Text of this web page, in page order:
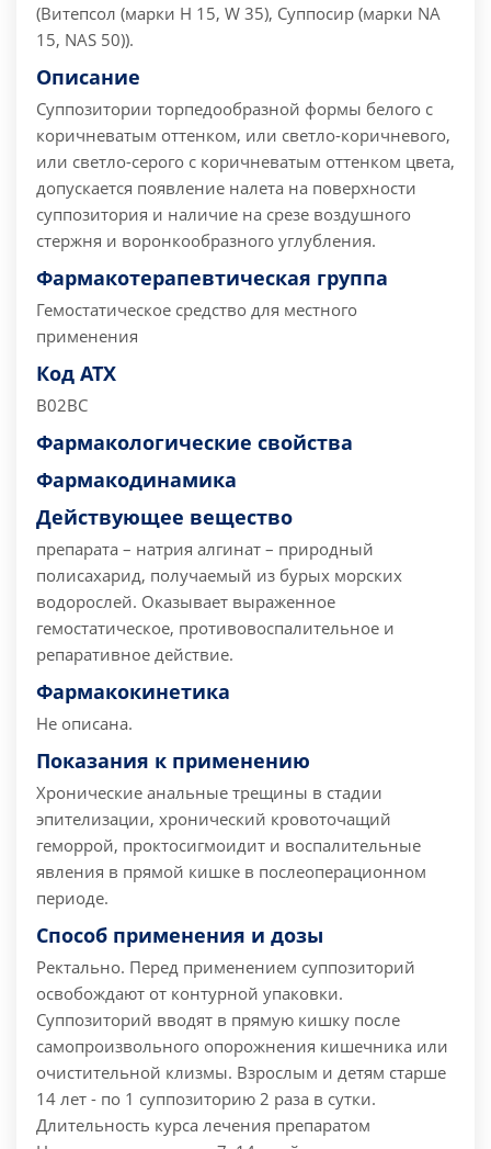
(Витепсол (марки Н 15, W 35), Суппосир (марки NA
15, NAS 50)).
Описание
Суппозитории торпедообразной формы белого с
коричневатым оттенком, или светло-коричневого,
или светло-серого с коричневатым оттенком цвета,
допускается появление налета на поверхности
суппозитория и наличие на срезе воздушного
стержня и воронкообразного углубления.
Фармакотерапевтическая группа
Гемостатическое средство для местного
применения
Код АТХ
В02ВС
Фармакологические свойства
Фармакодинамика
Действующее вещество
препарата – натрия алгинат – природный
полисахарид, получаемый из бурых морских
водорослей. Оказывает выраженное
гемостатическое, противовоспалительное и
репаративное действие.
Фармакокинетика
Не описана.
Показания к применению
Хронические анальные трещины в стадии
эпителизации, хронический кровоточащий
геморрой, проктосигмоидит и воспалительные
явления в прямой кишке в послеоперационном
периоде.
Способ применения и дозы
Ректально. Перед применением суппозиторий
освобождают от контурной упаковки.
Суппозиторий вводят в прямую кишку после
самопроизвольного опорожнения кишечника или
очистительной клизмы. Взрослым и детям старше
14 лет - по 1 суппозиторию 2 раза в сутки.
Длительность курса лечения препаратом